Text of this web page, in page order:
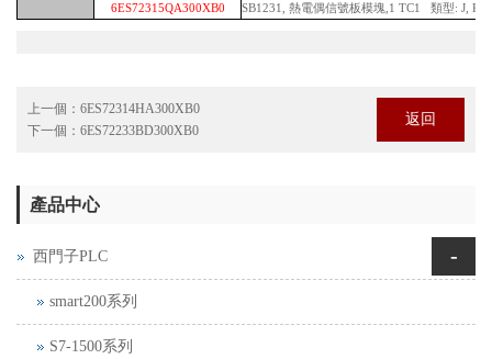
6ES72315QA300XB0
SB1231, 熱電偶信號板模塊,1 TC1 類型: J, K
上一個： 6ES72314HA300XB0
下一個： 6ES72233BD300XB0
返回
產品中心
西門子PLC -
smart200系列
S7-1500系列